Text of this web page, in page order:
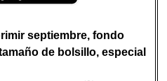
septiembre, fondo
de bolsillo, especial